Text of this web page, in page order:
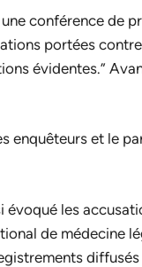
conférence de
portées
évidentes.”
enquêteurs et le
les
de médecine